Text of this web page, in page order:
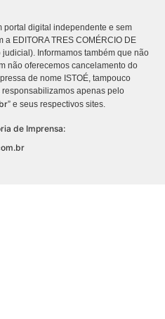
portal digital independente e sem
EDITORA TRES COMÉRCIO DE
judicial). Informamos também que não
não oferecemos cancelamento do
de nome ISTOÉ, tampouco
apenas pelo
” e seus respectivos sites.
de Imprensa: